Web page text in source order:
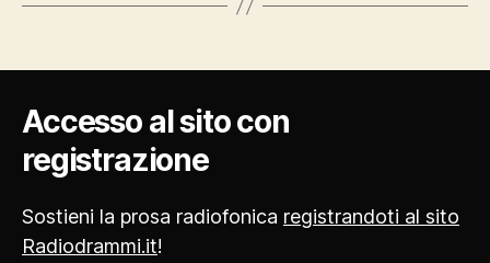
Accesso al sito con
registrazione
Sostieni la prosa radiofonica registrandoti al sito
Radiodrammi.it!